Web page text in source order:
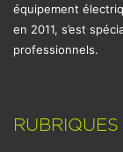
équipement
en 2011, s’est
professionnels.
RUBRIQUES